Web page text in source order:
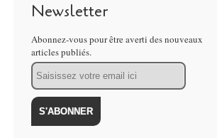
Newsletter
Abonnez-vous pour être averti des nouveaux
articles publiés.
Email